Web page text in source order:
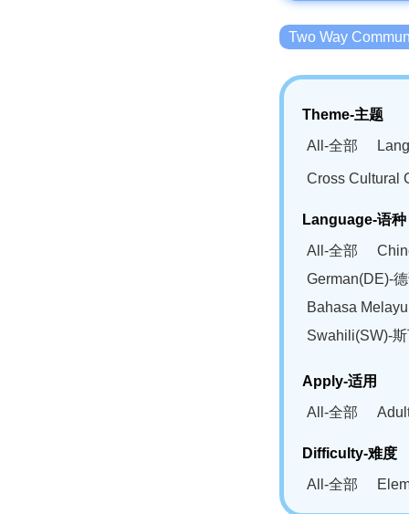
Two Way
Theme-主题
All-全部
Cross Cultural
Language-语种
All-全部
German(DE)-
Bahasa
Swahili(SW)-
Apply-适用
All-全部
Difficulty-难度
All-全部